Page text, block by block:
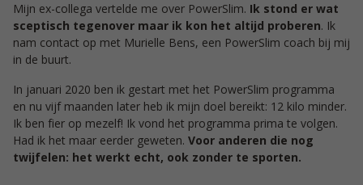
Mijn ex-collega vertelde me over PowerSlim. Ik stond er wat
sceptisch tegenover maar ik kon het altijd proberen. Ik
nam contact op met Murielle Bens, een PowerSlim coach bij mij
in de buurt.
In januari 2020 ben ik gestart met het PowerSlim programma
en nu vijf maanden later heb ik mijn doel bereikt: 12 kilo minder.
Ik ben fier op mezelf! Ik vond het programma prima te volgen.
Had ik het maar eerder geweten. Voor anderen die nog
twijfelen: het werkt echt, ook zonder te sporten.